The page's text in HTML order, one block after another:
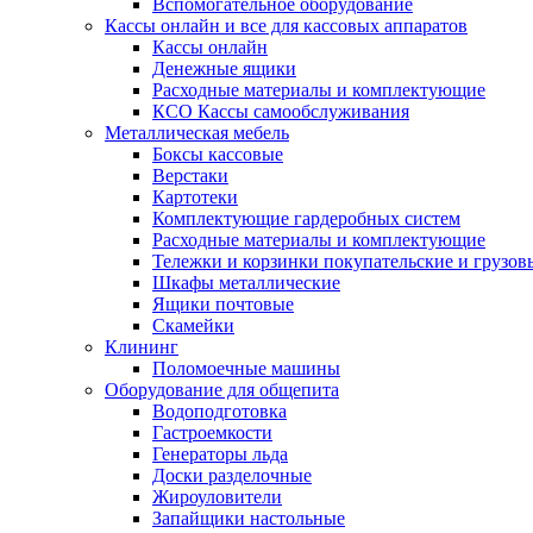
Вспомогательное оборудование
Кассы онлайн и все для кассовых аппаратов
Кассы онлайн
Денежные ящики
Расходные материалы и комплектующие
КСО Кассы самообслуживания
Металлическая мебель
Боксы кассовые
Верстаки
Картотеки
Комплектующие гардеробных систем
Расходные материалы и комплектующие
Тележки и корзинки покупательские и
Шкафы металлические
Ящики почтовые
Скамейки
Клининг
Поломоечные машины
Оборудование для общепита
Водоподготовка
Гастроемкости
Генераторы льда
Доски разделочные
Жироуловители
Запайщики настольные